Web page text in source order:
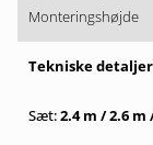
Monteringshøjde
2.4 m / 2.6 m